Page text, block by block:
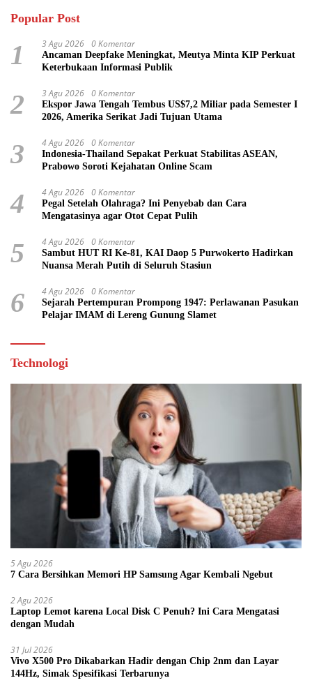
Popular Post
1 3 Agu 2026 0 Komentar
Ancaman Deepfake Meningkat, Meutya Minta KIP Perkuat
Keterbukaan Informasi Publik
2 3 Agu 2026 0 Komentar
Ekspor Jawa Tengah Tembus US$7,2 Miliar pada Semester I
2026, Amerika Serikat Jadi Tujuan Utama
3 4 Agu 2026 0 Komentar
Indonesia-Thailand Sepakat Perkuat Stabilitas ASEAN,
Prabowo Soroti Kejahatan Online Scam
4 4 Agu 2026 0 Komentar
Pegal Setelah Olahraga? Ini Penyebab dan Cara
Mengatasinya agar Otot Cepat Pulih
5 4 Agu 2026 0 Komentar
Sambut HUT RI Ke-81, KAI Daop 5 Purwokerto Hadirkan
Nuansa Merah Putih di Seluruh Stasiun
6 4 Agu 2026 0 Komentar
Sejarah Pertempuran Prompong 1947: Perlawanan Pasukan
Pelajar IMAM di Lereng Gunung Slamet
Technologi
5 Agu 2026
7 Cara Bersihkan Memori HP Samsung Agar Kembali Ngebut
2 Agu 2026
Laptop Lemot karena Local Disk C Penuh? Ini Cara Mengatasi
dengan Mudah
31 Jul 2026
Vivo X500 Pro Dikabarkan Hadir dengan Chip 2nm dan Layar
144Hz, Simak Spesifikasi Terbarunya